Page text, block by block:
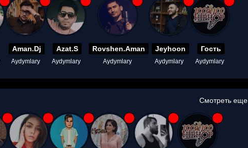
Aman.Dj
Aydymlary
Azat.S
Aydymlary
Rovshen.Aman
Aydymlary
Jeyhoon
Aydymlary
Гость
Aydymlary
Смотреть еще